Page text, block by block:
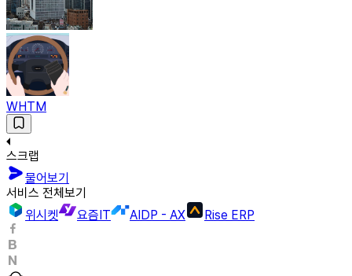
WHTM
스크랩
물어보기
서비스 전체보기
위시켓
요즘IT AIDP - AX Rise ERP